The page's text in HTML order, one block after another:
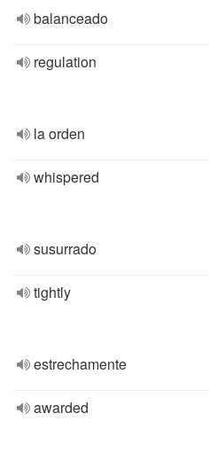
balanceado
regulation
la orden
whispered
susurrado
tightly
estrechamente
awarded